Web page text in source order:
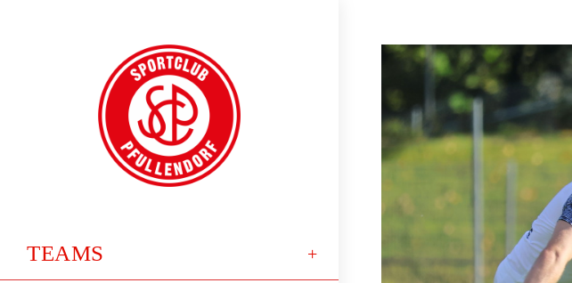
TEAMS